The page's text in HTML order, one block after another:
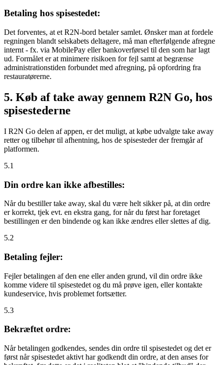
Betaling hos spisestedet:
Det forventes, at et R2N-bord betaler samlet. Ønsker man at fordele
regningen blandt selskabets deltagere, må man efterfølgende afregne
internt - fx. via MobilePay eller bankoverførsel til den som har lagt
ud. Formålet er at minimere risikoen for fejl samt at begrænse
administrationstiden forbundet med afregning, på opfordring fra
restauratørerne.
5. Køb af take away gennem R2N Go, hos
spisestederne
I R2N Go delen af appen, er det muligt, at købe udvalgte take away
retter og tilbehør til afhentning, hos de spisesteder der fremgår af
platformen.
5.1
Din ordre kan ikke afbestilles:
Når du bestiller take away, skal du være helt sikker på, at din ordre
er korrekt, tjek evt. en ekstra gang, for når du først har foretaget
bestillingen er den bindende og kan ikke ændres eller slettes af dig.
5.2
Betaling fejler:
Fejler betalingen af den ene eller anden grund, vil din ordre ikke
komme videre til spisestedet og du må prøve igen, eller kontakte
kundeservice, hvis problemet fortsætter.
5.3
Bekræftet ordre:
Når betalingen godkendes, sendes din ordre til spisestedet og det er
først når spisestedet aktivt har godkendt din ordre, at den anses for